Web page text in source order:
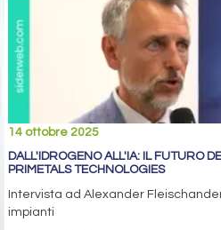
14 ottobre 2025
DALL'IDROGENO ALL'IA: IL FUTURO
PRIMETALS TECHNOLOGIES
Intervista ad Alexander
impianti